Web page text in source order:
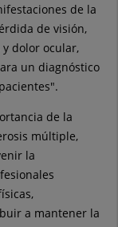
de la
de visión,
dolor ocular,
un diagnóstico
de la
múltiple,
la
a mantener la